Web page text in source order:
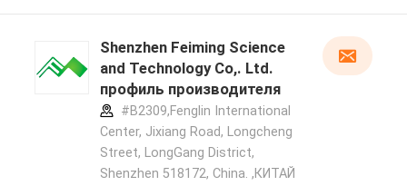
Shenzhen Feiming Science
and Technology Co,. Ltd.
профиль производителя
#B2309,Fenglin International
Center, Jixiang Road, Longcheng
Street, LongGang District,
Shenzhen 518172, China. ,КИТАЙ